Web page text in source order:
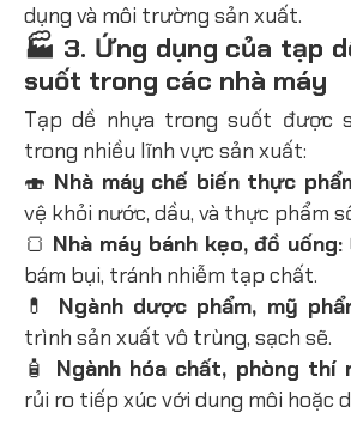
dụng và môi trường sản xuất.
🏭 3. Ứng dụng của tạp
suốt trong các nhà máy
Tạp dề nhựa trong suốt được
trong nhiều lĩnh vực sản xuất:
🍣 Nhà máy chế biến thực
vệ khỏi nước, dầu, và thực phẩm
🍞 Nhà máy bánh kẹo, đồ uống:
bám bụi, tránh nhiễm tạp chất.
💊 Ngành dược phẩm, mỹ
trình sản xuất vô trùng, sạch sẽ.
🧴 Ngành hóa chất, phòng thí
rủi ro tiếp xúc với dung môi hoặc